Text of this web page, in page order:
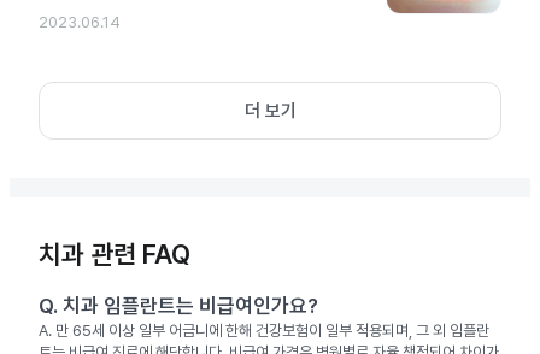
2023.06.14
더 보기
치과 관련 FAQ
Q. 치과 임플란트는 비급여인가요?
A. 만 65세 이상 일부 어금니에 한해 건강보험이 일부 적용되며, 그 외 임플란